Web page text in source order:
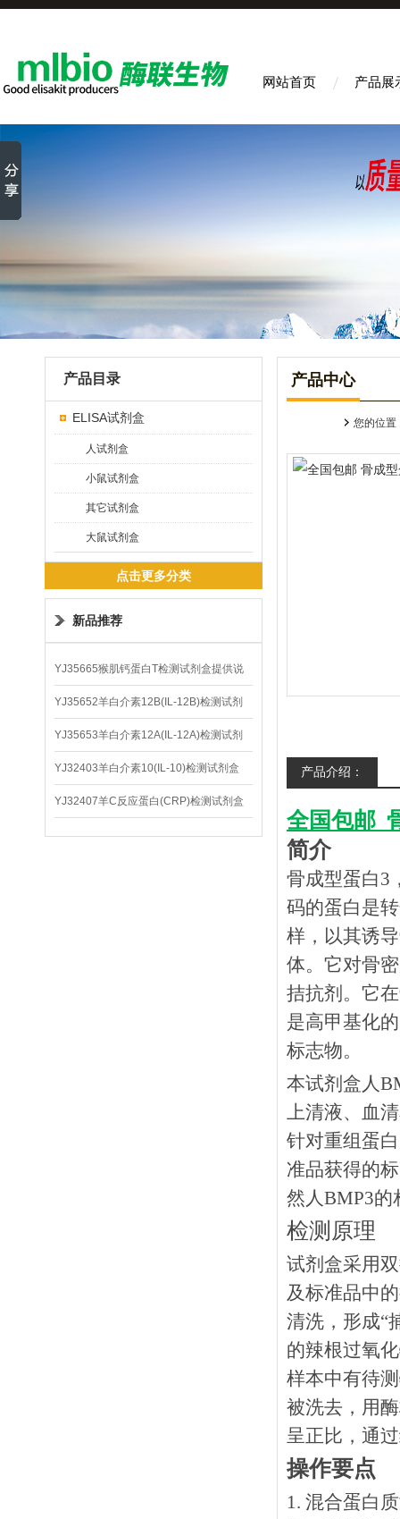
网站首页 产品展
产品目录
ELISA试剂盒
人试剂盒
小鼠试剂盒
其它试剂盒
大鼠试剂盒
点击更多分类
新品推荐
YJ35665猴肌钙蛋白T检测试剂盒提供说
明书
YJ35652羊白介素12B(IL-12B)检测试剂
盒
YJ35653羊白介素12A(IL-12A)检测试剂
盒
YJ32403羊白介素10(IL-10)检测试剂盒
YJ32407羊C反应蛋白(CRP)检测试剂盒
产品中心
您的位置
产品介绍：
全国包邮
简介
骨成型蛋白3
码的蛋白是
样，以其诱
体。它对骨
拮抗剂。它
是高甲基化
标志物。
本试剂盒人
上清液、血
针对重组蛋
准品获得的
然人BMP3的
检测原理
试剂盒采用
及标准品中
清洗，形成“
的辣根过氧
样本中有待
被洗去，用
呈正比，通
操作要点
1. 混合蛋白